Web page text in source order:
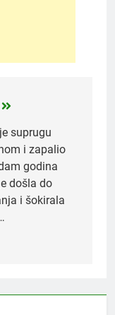
suprugu
i zapalio
godina
došla do
i šokirala